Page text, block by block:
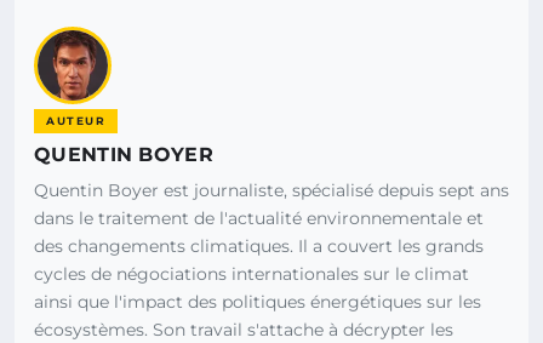
AUTEUR
QUENTIN BOYER
Quentin Boyer est journaliste, spécialisé depuis sept ans
dans le traitement de l'actualité environnementale et
des changements climatiques. Il a couvert les grands
cycles de négociations internationales sur le climat
ainsi que l'impact des politiques énergétiques sur les
écosystèmes. Son travail s'attache à décrypter les